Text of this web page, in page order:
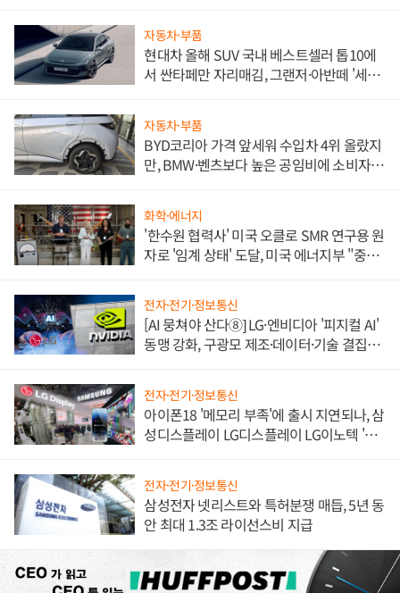
자동차·부품
현대차 올해 SUV 국내 베스트셀러 톱10에
서 싼타페만 자리매김, 그랜저·아반떼 '세단
자동차·부품
BYD코리아 가격 앞세워 수입차 4위 올랐지
만, BMW·벤츠보다 높은 공임비에 소비자
화학·에너지
'한수원 협력사' 미국 오클로 SMR 연구용 원
자로 '임계 상태' 도달, 미국 에너지부 "중요
전자·전기·정보통신
[AI 뭉쳐야 산다⑧] LG·엔비디아 '피지컬 AI'
동맹 강화, 구광모 제조·데이터·기술 결집
전자·전기·정보통신
아이폰18 '메모리 부족'에 출시 지연되나, 삼
성디스플레이 LG디스플레이 LG이노텍 '탈
전자·전기·정보통신
삼성전자 넷리스트와 특허분쟁 매듭, 5년 동
안 최대 1.3조 라이선스비 지급